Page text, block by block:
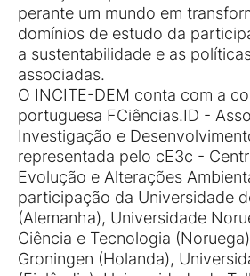
perante um mundo em
domínios de estudo da
a sustentabilidade e as
associadas.
O INCITE-DEM conta com a
portuguesa FCiências.ID -
Investigação e
representada pelo cE3c -
Evolução e Alterações
participação da Universidade
(Alemanha), Universidade
Ciência e Tecnologia
Groningen (Holanda),